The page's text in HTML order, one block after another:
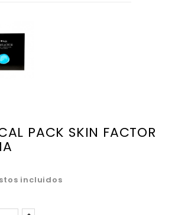
PACK SKIN FACTOR
incluidos